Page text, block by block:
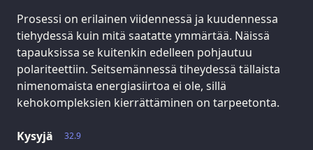
Prosessi on erilainen viidennessä ja kuudennessa
tiehydessä kuin mitä saatatte ymmärtää. Näissä
tapauksissa se kuitenkin edelleen pohjautuu
polariteettiin. Seitsemännessä tiheydessä tällaista
nimenomaista energiasiirtoa ei ole, sillä
kehokompleksien kierrättäminen on tarpeetonta.
32.9
Kysyjä